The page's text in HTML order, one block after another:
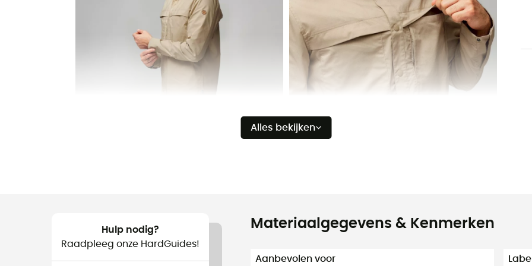
Alles bekijken
Hulp nodig?
Raadpleeg onze HardGuides!
Materiaalgegevens & Kenmerken
Aanbevolen voor